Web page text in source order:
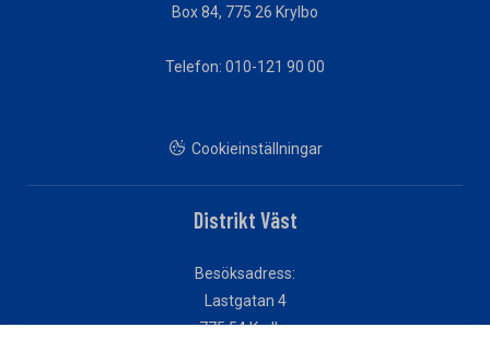
Box 84, 775 26 Krylbo
Telefon: 010-121 90 00
Cookieinställningar
Distrikt Väst
Besöksadress:
Lastgatan 4
775 54 Krylbo